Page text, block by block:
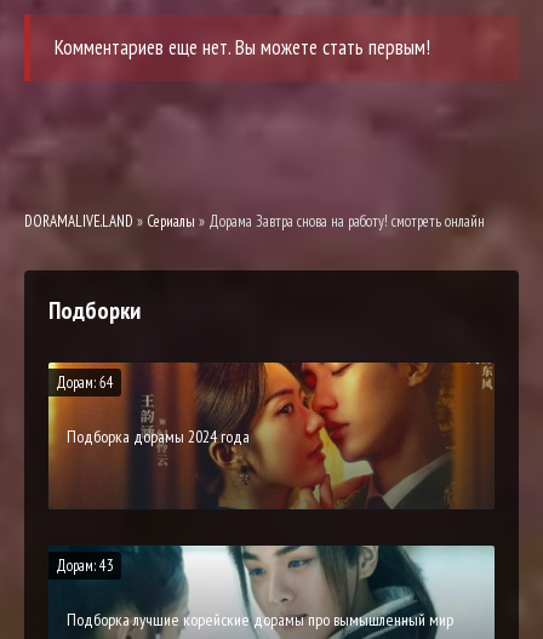
Комментариев еще нет. Вы можете стать первым!
DORAMALIVE.LAND » Сериалы » Дорама Завтра снова на работу! смотреть онлайн
Подборки
Дорам: 64
Подборка дорамы 2024 года
Дорам: 43
Подборка лучшие корейские дорамы про вымышленный мир